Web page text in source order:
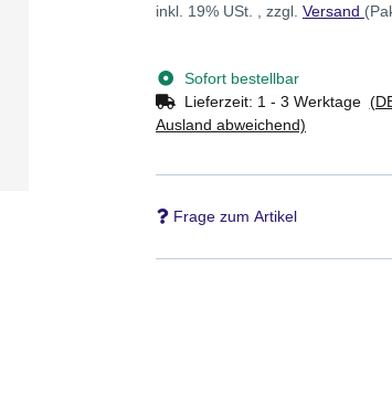
inkl. 19% USt. , zzgl. Versand
Sofort bestellbar
Lieferzeit: 1 - 3 Werktage
Ausland abweichend)
Frage zum Artikel